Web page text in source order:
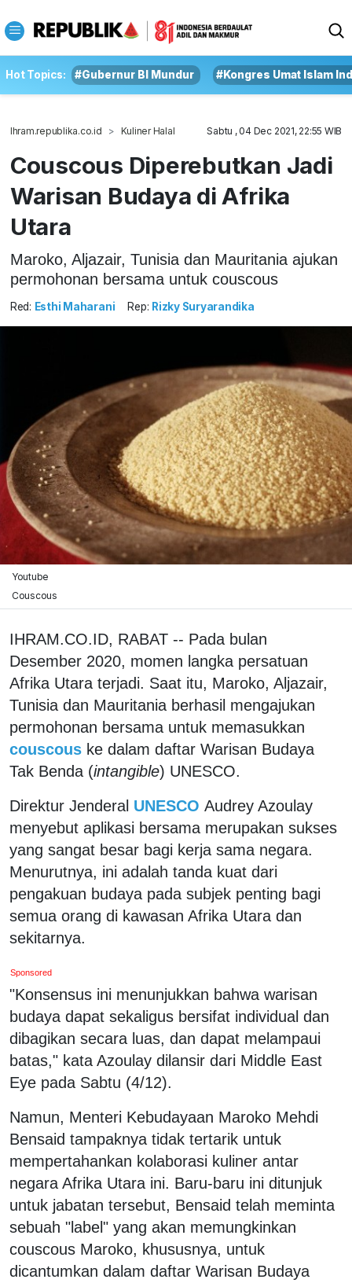
Hot Topics: #Gubernur BI Mundur #Kongres Umat Islam
Ihram.republika.co.id Kuliner Halal Sabtu , 04 Dec 2021, 22:55 WIB
Couscous Diperebutkan Jadi
Warisan Budaya di Afrika
Utara
Maroko, Aljazair, Tunisia dan Mauritania ajukan
permohonan bersama untuk couscous
Red: Esthi Maharani Rep: Rizky Suryarandika
Youtube
Couscous
IHRAM.CO.ID, RABAT -- Pada bulan
Desember 2020, momen langka persatuan
Afrika Utara terjadi. Saat itu, Maroko, Aljazair,
Tunisia dan Mauritania berhasil mengajukan
permohonan bersama untuk memasukkan
couscous ke dalam daftar Warisan Budaya
Tak Benda (intangible) UNESCO.
Direktur Jenderal UNESCO Audrey Azoulay
menyebut aplikasi bersama merupakan sukses
yang sangat besar bagi kerja sama negara.
Menurutnya, ini adalah tanda kuat dari
pengakuan budaya pada subjek penting bagi
semua orang di kawasan Afrika Utara dan
sekitarnya.
Sponsored
"Konsensus ini menunjukkan bahwa warisan
budaya dapat sekaligus bersifat individual dan
dibagikan secara luas, dan dapat melampaui
batas," kata Azoulay dilansir dari Middle East
Eye pada Sabtu (4/12).
Namun, Menteri Kebudayaan Maroko Mehdi
Bensaid tampaknya tidak tertarik untuk
mempertahankan kolaborasi kuliner antar
negara Afrika Utara ini. Baru-baru ini ditunjuk
untuk jabatan tersebut, Bensaid telah meminta
sebuah "label" yang akan memungkinkan
couscous Maroko, khususnya, untuk
dicantumkan dalam daftar Warisan Budaya